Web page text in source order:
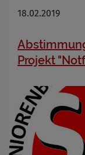
18.02.2019
Projekt